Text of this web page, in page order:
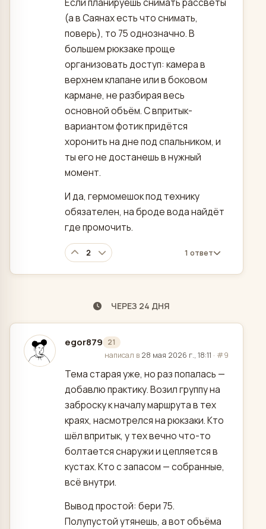
(а в Саянах есть что снимать,
поверь), то 75 однозначно. В
большем рюкзаке проще
организовать доступ: камера в
верхнем клапане или в боковом
кармане, не разбирая весь
основной объём. С впритык-
вариантом фотик придётся
хоронить на дне под спальником, и
ты его не достанешь в нужный
момент.
И да, гермомешок под технику
обязателен, на броде вода найдёт
где промочить.
2 1 ответ
ЧЕРЕЗ 24 ДНЯ
egor879 21
отредактировано
написал в 28 мая 2026 г., 18:11 · #9
Тема старая уже, но раз попалась —
добавлю практику. Возил группу на
заброску к началу маршрута в тех
краях, насмотрелся на рюкзаки. Кто
шёл впритык, у тех вечно что-то
болтается снаружи и цепляется в
кустах. Кто с запасом — собранные,
всё внутри.
Вывод простой: бери 75.
Полупустой утянешь, а вот объёма